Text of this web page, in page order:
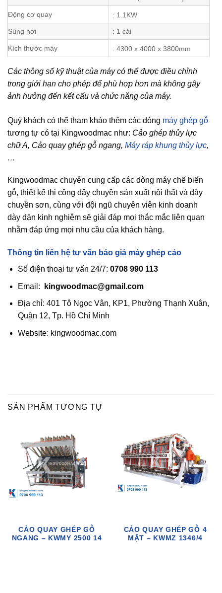
Động cơ quay : 1.1KW
Súng hơi : 1 cái
Kích thước máy : 4300 x 4000 x 3800mm
Các thông số kỹ thuật của máy có thể được điều chỉnh
trong giới hạn cho phép để phù hợp hơn mà không gây
ảnh hưởng đến kết cấu và chức năng của máy.
Quý khách có thể tham khảo thêm các dòng máy ghép gỗ
tương tự có tại Kingwoodmac như: Cảo ghép thủy lực
chữ A, Cảo quay ghép gỗ ngang, Máy ráp khung thủy lực,
…
Kingwoodmac chuyên cung cấp các dòng máy chế biến
gỗ, thiết kế thi công dây chuyền sản xuất nội thất và dây
chuyền sơn, cùng với đội ngũ chuyên viên kinh doanh
dày dặn kinh nghiệm sẽ giải đáp mọi thắc mắc liên quan
nhằm đáp ứng mọi nhu cầu của khách hàng.
Thông tin liên hệ tư vấn báo giá máy ghép cảo
Số điện thoại tư vấn 24/7: 0708 990 113
Email: kingwoodmac@gmail.com
Địa chỉ: 401 Tô Ngọc Vân, KP1, Phường Thạnh Xuân,
Quận 12, Tp. Hồ Chí Minh
Website: kingwoodmac.com
SẢN PHẨM TƯƠNG TỰ
CẢO QUAY GHÉP GỖ
NGANG – KWMY 2500 14
CẢO QUAY GHÉP GỖ 4
MẶT – KWMZ 1346/4